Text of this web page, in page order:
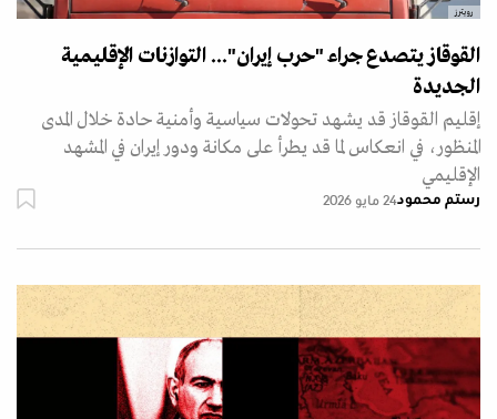
رويترز
القوقاز يتصدع جراء "حرب إيران"... التوازنات الإقليمية
الجديدة
إقليم القوقاز قد يشهد تحولات سياسية وأمنية حادة خلال المدى
المنظور، في انعكاس لما قد يطرأ على مكانة ودور إيران في المشهد
الإقليمي
رستم محمود24 مايو 2026